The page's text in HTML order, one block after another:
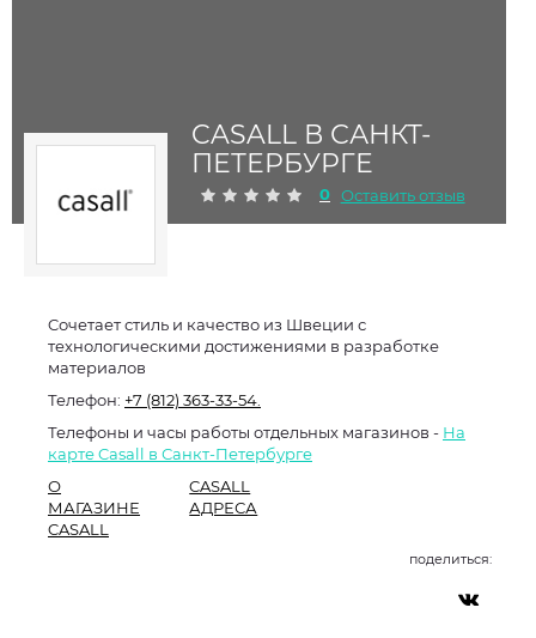
CASALL В САНКТ-
ПЕТЕРБУРГЕ
0 Оставить отзыв
Cочетает стиль и качество из Швеции с
технологическими достижениями в разработке
материалов
Телефон: +7 (812) 363-33-54.
Телефоны и часы работы отдельных магазинов - На
карте Casall в Санкт-Петербурге
О
МАГАЗИНЕ
CASALL
CASALL
АДРЕСА
поделиться: